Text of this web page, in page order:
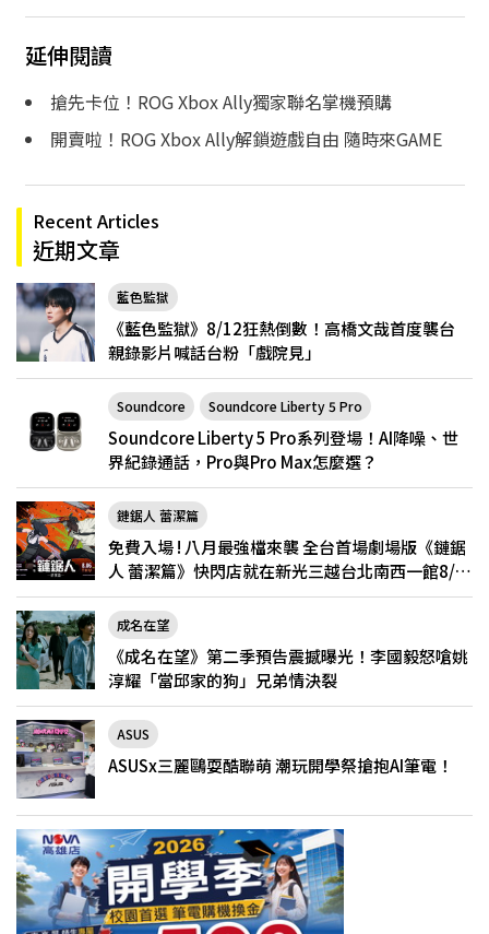
延伸閱讀
搶先卡位！ROG Xbox Ally獨家聯名掌機預購
開賣啦！ROG Xbox Ally解鎖遊戲自由 隨時來GAME
Recent Articles
近期文章
藍色監獄
《藍色監獄》8/12狂熱倒數！高橋文哉首度襲台
親錄影片喊話台粉「戲院見」
Soundcore Soundcore Liberty 5 Pro
Soundcore Liberty 5 Pro系列登場！AI降噪、世
界紀錄通話，Pro與Pro Max怎麼選？
鏈鋸人 蕾潔篇
免費入場 ! 八月最強檔來襲 全台首場劇場版《鏈鋸
人 蕾潔篇》快閃店就在新光三越台北南西一館8/6
限定登場
成名在望
《成名在望》第二季預告震撼曝光！李國毅怒嗆姚
淳耀「當邱家的狗」兄弟情決裂
ASUS
ASUSx三麗鷗耍酷聯萌 潮玩開學祭搶抱AI筆電！